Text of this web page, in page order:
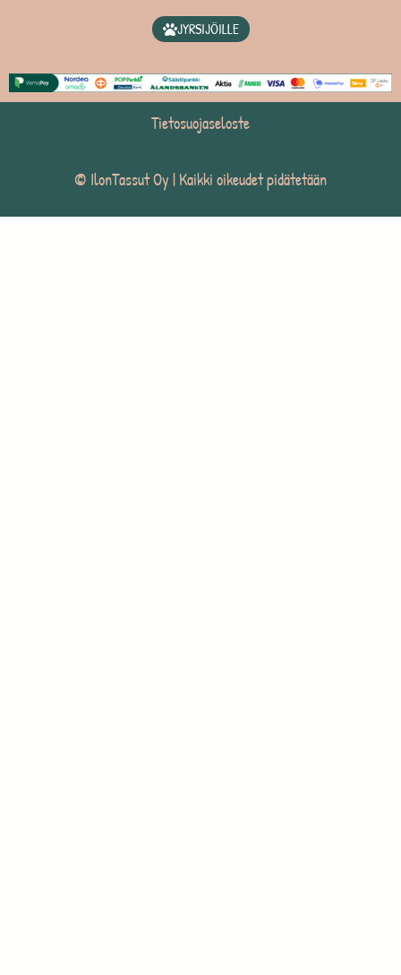
JYRSIJÖILLE
© IlonTassut Oy | Kaikki oikeudet pidätetään
Tietosuojaseloste